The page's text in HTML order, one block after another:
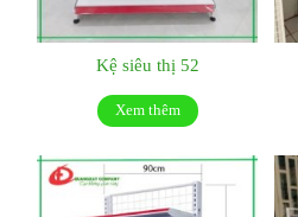
Kệ siêu thị 52
Xem thêm